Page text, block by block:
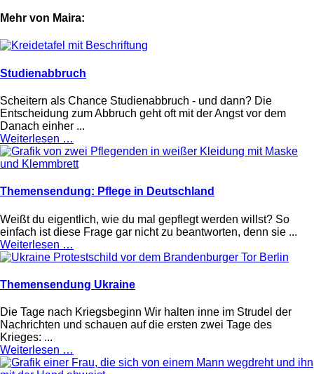
Mehr von Maira:
Studienabbruch
Scheitern als Chance Studienabbruch - und dann? Die
Entscheidung zum Abbruch geht oft mit der Angst vor dem
Danach einher ...
Weiterlesen …
Themensendung: Pflege in Deutschland
Weißt du eigentlich, wie du mal gepflegt werden willst? So
einfach ist diese Frage gar nicht zu beantworten, denn sie ...
Weiterlesen …
Themensendung Ukraine
Die Tage nach Kriegsbeginn Wir halten inne im Strudel der
Nachrichten und schauen auf die ersten zwei Tage des
Krieges: ...
Weiterlesen …